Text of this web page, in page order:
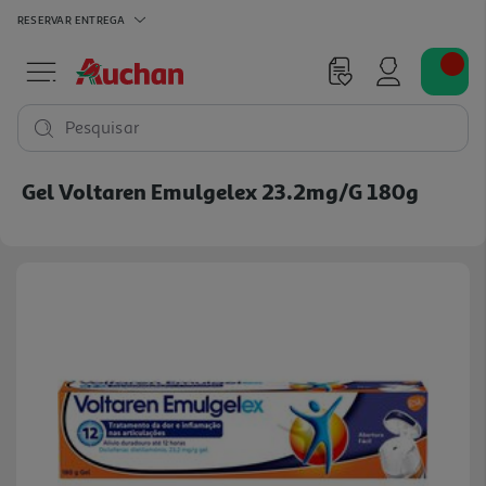
RESERVAR ENTREGA
Pesquisar
Gel Voltaren Emulgelex 23.2mg/g 180g